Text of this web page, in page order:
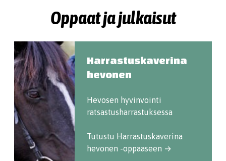
Oppaat ja julkaisut
Harrastuskaverina
hevonen
Hevosen hyvinvointi
ratsastusharrastuksessa
Tutustu Harrastuskaverina
hevonen -oppaaseen →